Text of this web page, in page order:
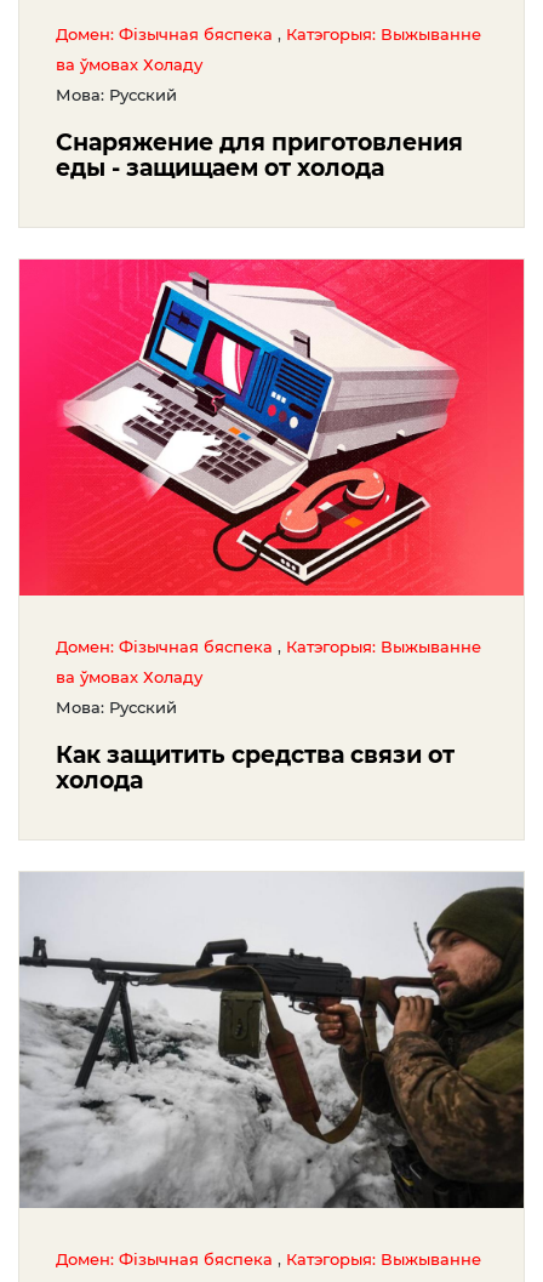
Домен: Фізычная бяспека , Катэгорыя: Выжыванне
ва ўмовах Холаду
Мова: Русский
Снаряжение для приготовления
еды - защищаем от холода
Домен: Фізычная бяспека , Катэгорыя: Выжыванне
ва ўмовах Холаду
Мова: Русский
Как защитить средства связи от
холода
Домен: Фізычная бяспека , Катэгорыя: Выжыванне